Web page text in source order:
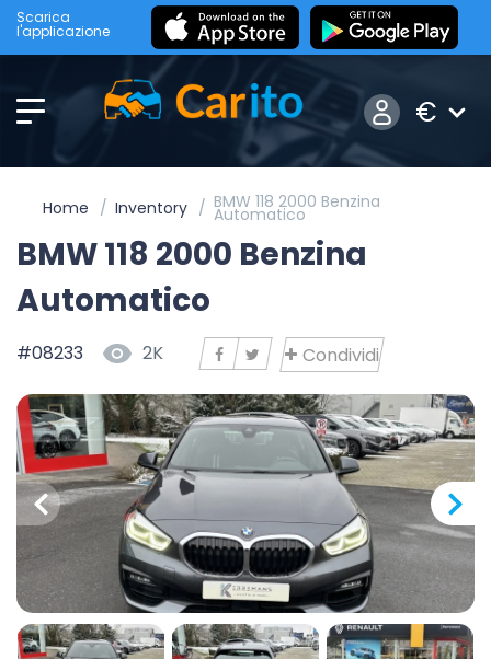
Scarica
l'applicazione
€
Home Inventory BMW 118 2000 Benzina
Automatico
BMW 118 2000 Benzina
Automatico
#08233 2K Condividi